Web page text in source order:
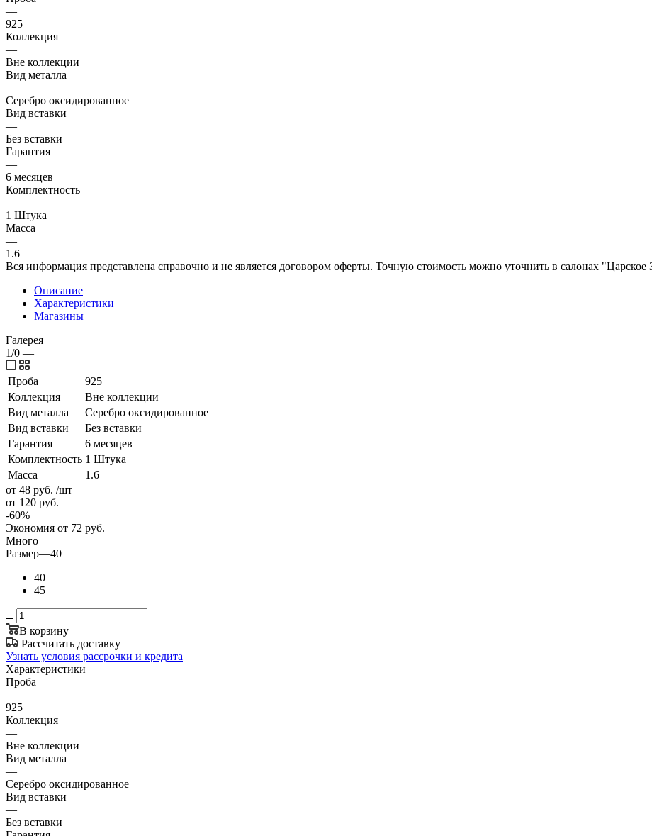
—
925
Коллекция
—
Вне коллекции
Вид металла
—
Серебро оксидированное
Вид вставки
—
Без вставки
Гарантия
—
6 месяцев
Комплектность
—
1 Штука
Масса
—
1.6
Вся информация представлена справочно и не является договором оферты. Точную стоимость можно уточнить в салонах "Царское
Описание
Характеристики
Магазины
Галерея
1/0 —
Проба
925
Коллекция
Вне коллекции
Вид металла
Серебро оксидированное
Вид вставки
Без вставки
Гарантия
6 месяцев
Комплектность 1 Штука
Масса
1.6
от 48 руб. /шт
от 120 руб.
-60%
Экономия от 72 руб.
Много
Размер—40
40
45
В корзину
Рассчитать доставку
Узнать условия рассрочки и кредита
Характеристики
Проба
—
925
Коллекция
—
Вне коллекции
Вид металла
—
Серебро оксидированное
Вид вставки
—
Без вставки